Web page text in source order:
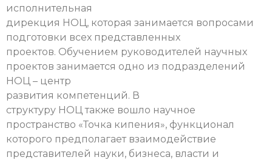
исполнительная
дирекция НОЦ, которая занимается вопросами
подготовки всех представленных
проектов. Обучением руководителей научных
проектов занимается одно из подразделений
НОЦ – центр
развития компетенций. В
структуру НОЦ также вошло научное
пространство «Точка кипения», функционал
которого предполагает взаимодействие
представителей науки, бизнеса, власти и